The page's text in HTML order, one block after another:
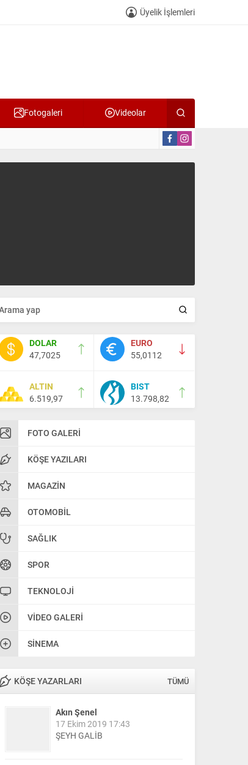
Üyelik İşlemleri
Fotogaleri Videolar
DOLAR
47,7025
EURO
55,0112
ALTIN
6.519,97
BIST
13.798,82
FOTO GALERI
KÖŞE YAZILARI
MAGAZIN
OTOMOBIL
SAĞLIK
SPOR
TEKNOLOJI
VIDEO GALERI
SINEMA
KÖŞE YAZARLARI TÜMÜ
Akın Şenel
17 Ekim 2019 17:43
ŞEYH GALİB